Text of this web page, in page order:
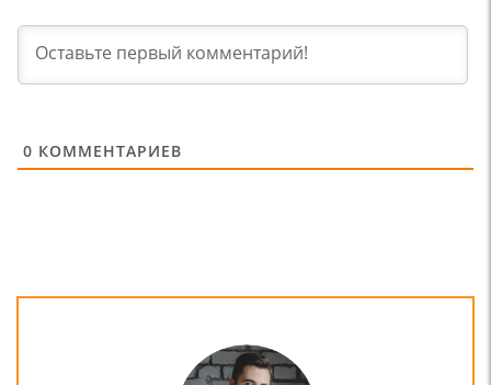
0 КОММЕНТАРИЕВ